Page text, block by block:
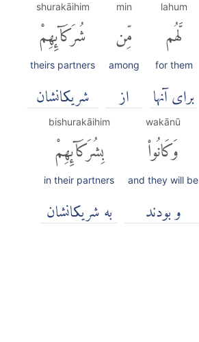
lahum
لَّهُم
for them
برای آنها
min
مِّن
among
از
shurakāihim
شُرَكَآئِهِمْ
theirs partners
شریکانشان
wakānū
وَكَانُوا۟
and they will be
و بودند
bishurakāihim
بِشُرَكَآئِهِمْ
in their partners
به شریکانشان